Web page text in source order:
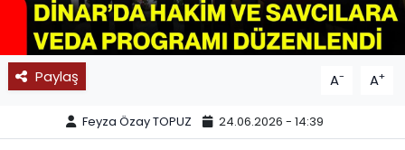
Paylaş A- A+
Feyza Özay TOPUZ 24.06.2026 - 14:39